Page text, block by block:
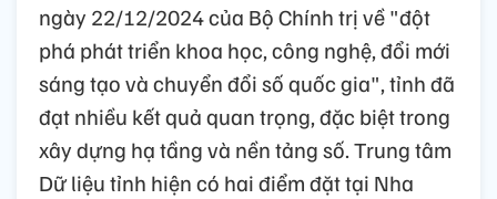
ngày 22/12/2024 của Bộ Chính trị về "đột
phá phát triển khoa học, công nghệ, đổi mới
sáng tạo và chuyển đổi số quốc gia", tỉnh đã
đạt nhiều kết quả quan trọng, đặc biệt trong
xây dựng hạ tầng và nền tảng số. Trung tâm
Dữ liệu tỉnh hiện có hai điểm đặt tại Nha